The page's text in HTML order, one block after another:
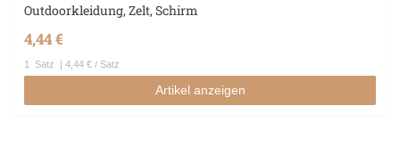
Outdoorkleidung, Zelt, Schirm
4,44 €
1 Satz | 4,44 € / Satz
Artikel anzeigen